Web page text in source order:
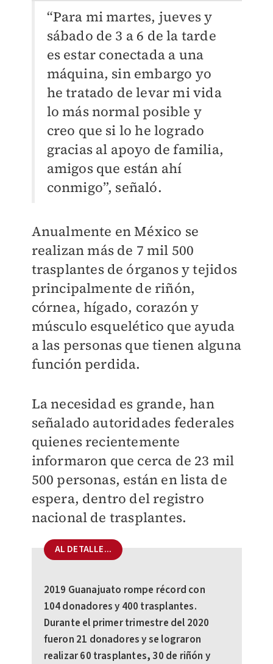
“Para mi martes, jueves y
sábado de 3 a 6 de la tarde
es estar conectada a una
máquina, sin embargo yo
he tratado de levar mi vida
lo más normal posible y
creo que si lo he logrado
gracias al apoyo de familia,
amigos que están ahí
conmigo”, señaló.
Anualmente en México se
realizan más de 7 mil 500
trasplantes de órganos y tejidos
principalmente de riñón,
córnea, hígado, corazón y
músculo esquelético que ayuda
a las personas que tienen alguna
función perdida.
La necesidad es grande, han
señalado autoridades federales
quienes recientemente
informaron que cerca de 23 mil
500 personas, están en lista de
espera, dentro del registro
nacional de trasplantes.
AL DETALLE...
2019 Guanajuato rompe récord con
104 donadores y 400 trasplantes.
Durante el primer trimestre del 2020
fueron 21 donadores y se lograron
realizar 60 trasplantes, 30 de riñón y